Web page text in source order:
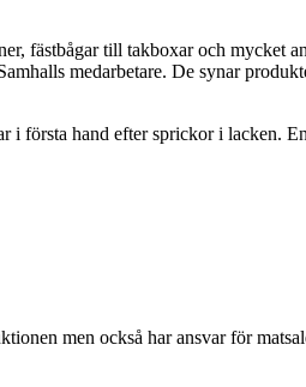
fästbågar till takboxar och mycket
medarbetare. De synar
första hand efter sprickor i lacken.
men också har ansvar för